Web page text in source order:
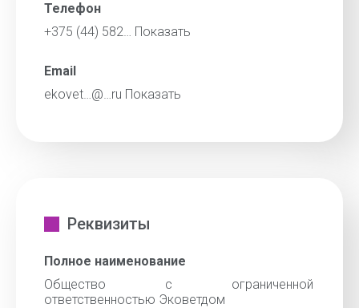
Телефон
+375 (44) 582… Показать
Email
ekovet…@…ru Показать
Реквизиты
Полное наименование
Общество с ограниченной
ответственностью Эковетдом